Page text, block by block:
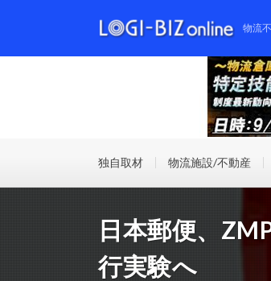
物流
独自取材 物流施設/不動産
日本郵便、
行実験へ